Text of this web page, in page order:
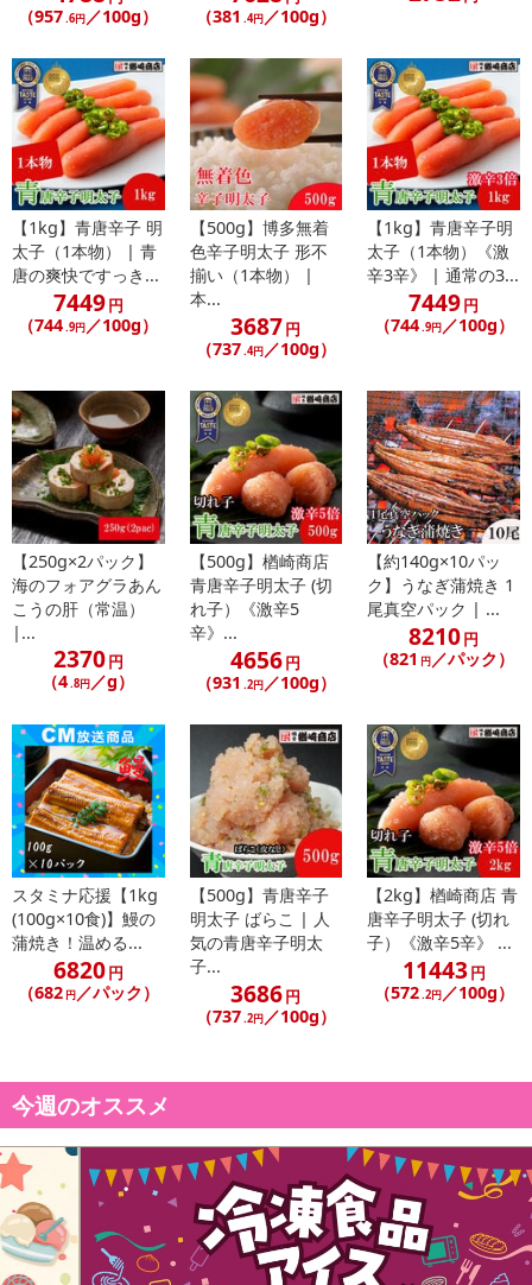
（957 .6円 ／100g） （381 .4円／100g）
【1kg】青唐辛子 明
太子（1本物） | 青
唐の爽快ですっき...
7449円
（744.9円／100g）
【500g】博多無着
色辛子明太子 形不
揃い（1本物） |
本...
3687円
（737.4円／100g）
【1kg】青唐辛子明
太子（1本物）《激
辛3辛》 | 通常の3...
7449円
（744.9円／100g）
【250g×2パック】
海のフォアグラあん
こうの肝（常温）
|...
2370円
（4.8円／g）
【500g】楢崎商店
青唐辛子明太子 (切
れ子）《激辛5
辛》...
4656円
（931 .2円／100g）
【約140g×10パッ
ク】うなぎ蒲焼き 1
尾真空パック | ...
8210円
（821 円／パック）
スタミナ応援【1kg
(100g×10食)】鰻の
蒲焼き！温める...
6820円
（682 円／パック）
【500g】青唐辛子
明太子 ばらこ | 人
気の青唐辛子明太
子...
3686円
（737 .2円／100g）
【2kg】楢崎商店 青
唐辛子明太子 (切れ
子）《激辛5辛》 ...
11443円
（572 .2円／100g）
今週のオススメ